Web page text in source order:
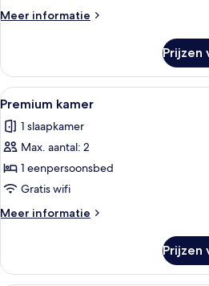
Meer informatie
Meer
kamer
Prijzen
Alle
foto's
voor
Premium
kamer
laden
Een
9
Premium kamer
1 slaapkamer
Max. aantal: 2
1 eenpersoonsbed
Gratis wifi
Meer informatie
Meer
kamer
Prijzen